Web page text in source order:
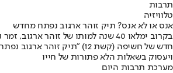
תרבות
טלוויזיה
אנס או לא אנס? תיק זוהר ארגוב נפתח מחדש
בקרוב ימלאו 40 שנה למותו של זוהר
חדש של חשיפה (קשת 12) "תיק
ויעסוק בשאלות הלא פתורות של חייו
מערכת תרבות היום